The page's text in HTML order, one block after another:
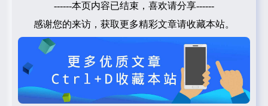
------本页内容已结束，喜欢请分享------
感谢您的来访，获取更多精彩文章请收藏本站。